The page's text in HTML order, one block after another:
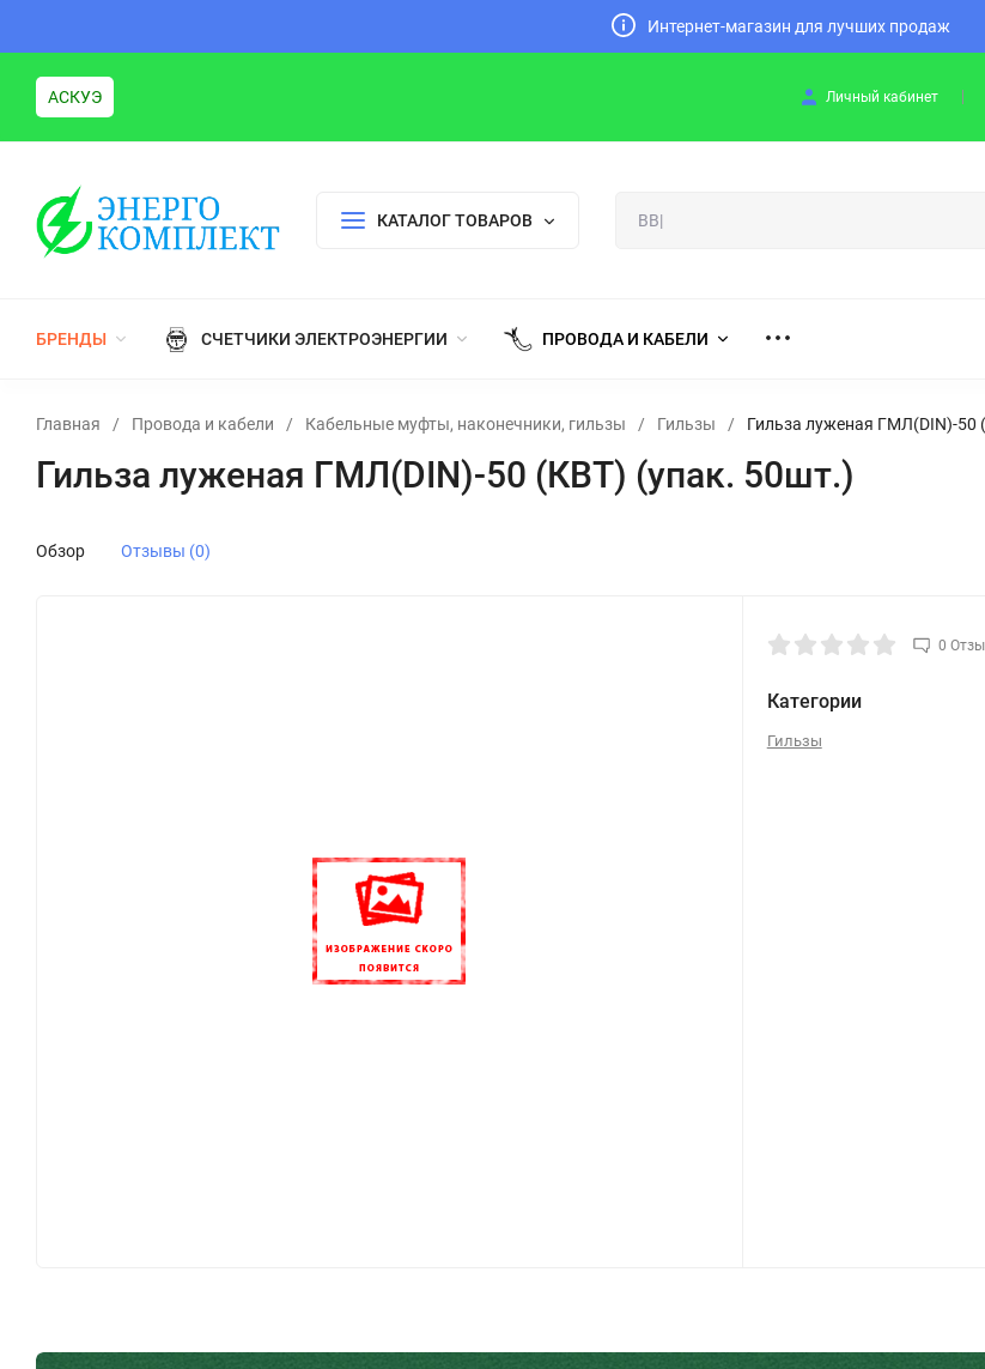
Интернет-магазин для лучших продаж
АСКУЭ Личный кабинет
КАТАЛОГ ТОВАРОВ
БРЕНДЫ СЧЕТЧИКИ ЭЛЕКТРОЭНЕРГИИ ПРОВОДА И КАБЕЛИ
Главная / Провода и кабели / Кабельные муфты, наконечники, гильзы / Гильзы / Гильза луженая ГМЛ(DIN)-50
Гильза луженая ГМЛ(DIN)-50 (КВТ) (упак. 50шт.)
Обзор Отзывы (0)
0
Категории
Гильзы